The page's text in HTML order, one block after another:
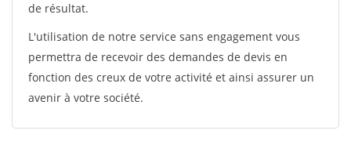
de résultat.
L'utilisation de notre service sans engagement vous
permettra de recevoir des demandes de devis en
fonction des creux de votre activité et ainsi assurer un
avenir à votre société.